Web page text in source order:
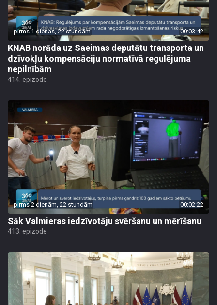
pirms 1 dienas, 22 stundām 00:03:42
KNAB norāda uz Saeimas deputātu transporta un
dzīvokļu kompensāciju normatīvā regulējuma
nepilnībām
414. epizode
pirms 2 dienām, 22 stundām 00:02:22
Sāk Valmieras iedzīvotāju svēršanu un mērīšanu
413. epizode